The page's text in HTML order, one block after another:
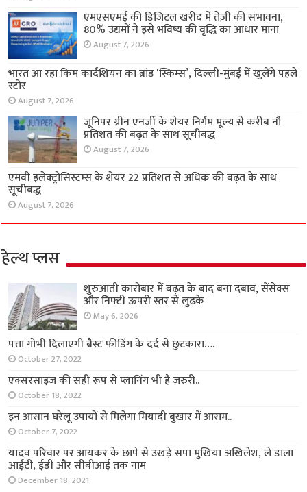
एमएसएमई की डिजिटल खरीद में तेज़ी की संभावना,
80% उद्यमों ने इसे भविष्य की वृद्धि का आधार माना
August 7, 2026
भारत आ रहा किम कार्दशियन का ब्रांड ‘स्किम्स’, दिल्ली-मुंबई में खुलेंगे पहले
स्टोर
August 7, 2026
जूनिपर ग्रीन एनर्जी के शेयर निर्गम मूल्य से करीब नौ
प्रतिशत की बढ़त के साथ सूचीबद्ध
August 7, 2026
एमवी इलेक्ट्रोसिस्टम्स के शेयर 22 प्रतिशत से अधिक की बढ़त के साथ
सूचीबद्ध
August 7, 2026
हेल्थ प्लस
शुरुआती कारोबार में बढ़त के बाद बना दबाव, सेंसेक्स
और निफ्टी ऊपरी स्तर से लुढ़के
May 6, 2026
पत्ता गोभी दिलाएगी ब्रैस्ट फीडिंग के दर्द से छुटकारा….
October 27, 2022
एक्सरसाइज की सही रूप से प्लानिंग भी है जरुरी..
October 18, 2022
इन आसान घरेलू उपायों से मिलेगा मियादी बुखार में आराम..
October 7, 2022
यादव परिवार पर आयकर के छापे से उखड़े सपा मुखिया अखिलेश, ले डाला
आईटी, ईडी और सीबीआई तक नाम
December 18, 2021